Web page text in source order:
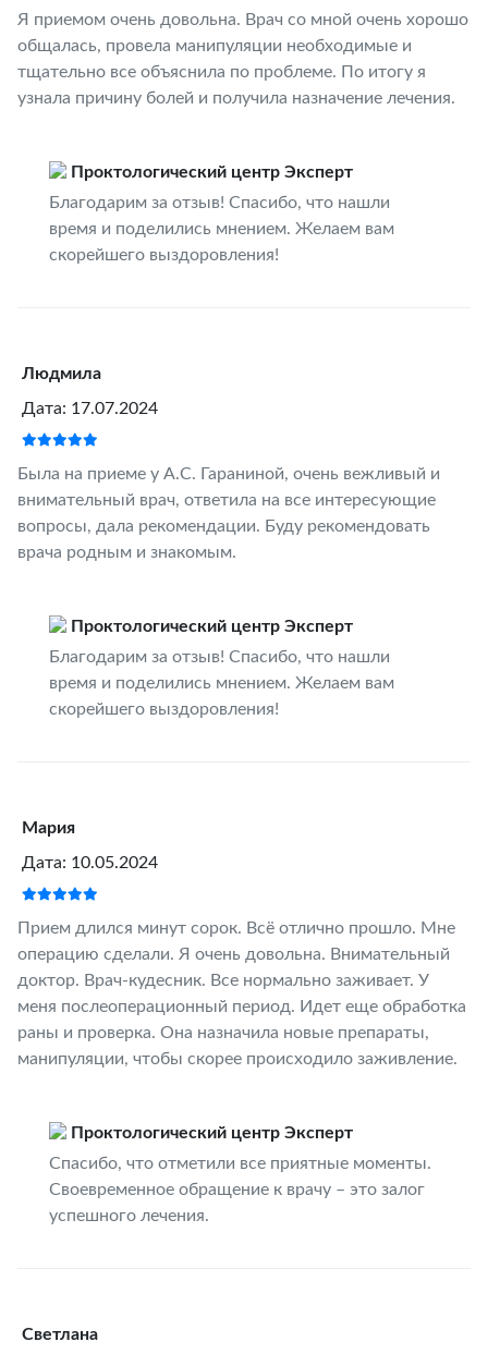
Я приемом очень довольна. Врач со мной очень хорошо
общалась, провела манипуляции необходимые и
тщательно все объяснила по проблеме. По итогу я
узнала причину болей и получила назначение лечения.
Проктологический центр Эксперт
Благодарим за отзыв! Спасибо, что нашли
время и поделились мнением. Желаем вам
скорейшего выздоровления!
Людмила
Дата: 17.07.2024
Была на приеме у А.С. Гараниной, очень вежливый и
внимательный врач, ответила на все интересующие
вопросы, дала рекомендации. Буду рекомендовать
врача родным и знакомым.
Проктологический центр Эксперт
Благодарим за отзыв! Спасибо, что нашли
время и поделились мнением. Желаем вам
скорейшего выздоровления!
Мария
Дата: 10.05.2024
Прием длился минут сорок. Всё отлично прошло. Мне
операцию сделали. Я очень довольна. Внимательный
доктор. Врач-кудесник. Все нормально заживает. У
меня послеоперационный период. Идет еще обработка
раны и проверка. Она назначила новые препараты,
манипуляции, чтобы скорее происходило заживление.
Проктологический центр Эксперт
Спасибо, что отметили все приятные моменты.
Своевременное обращение к врачу – это залог
успешного лечения.
Светлана